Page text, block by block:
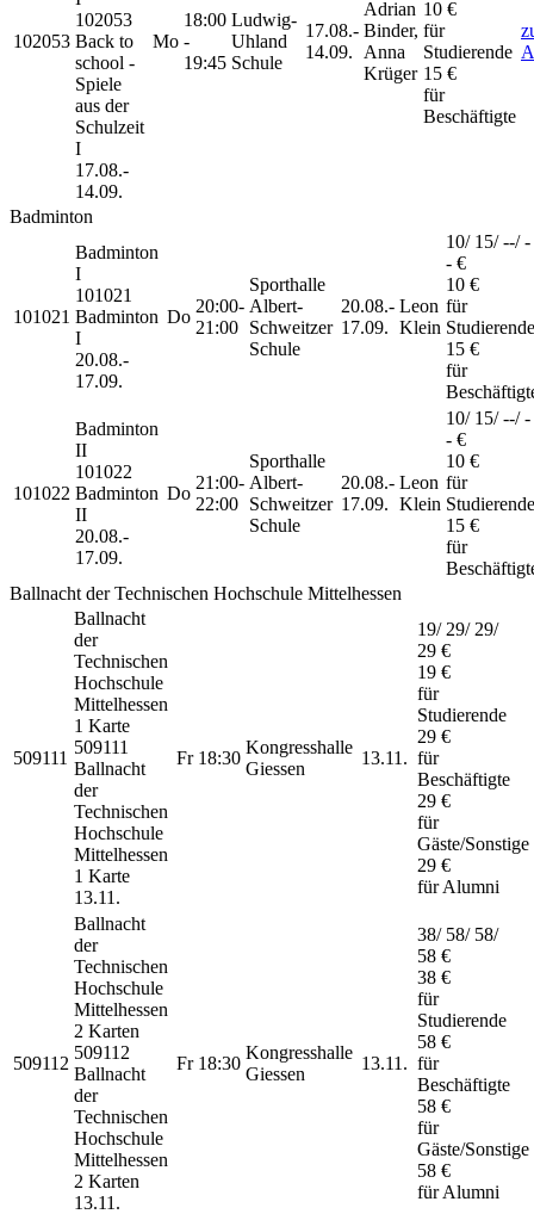
102053
102053
Back to
school -
Spiele
aus der
Schulzeit
I
17.08.-
14.09.
Mo
18:00
-
19:45
Ludwig-
Uhland
Schule
17.08.-
14.09.
Adrian
Binder,
Anna
Krüger
10 €
für
Studierende
15 €
für
Beschäftigte
Badminton
101021
Badminton
I
101021
Badminton
I
20.08.-
17.09.
Do
20:00-
21:00
Sporthalle
Albert-
Schweitzer
Schule
20.08.-
17.09.
Leon
Klein
10/ 15/ --/ -
- €
10 €
für
Studierende
15 €
für
101022
Badminton
II
101022
Badminton
II
20.08.-
17.09.
Do
21:00-
22:00
Sporthalle
Albert-
Schweitzer
Schule
20.08.-
17.09.
Leon
Klein
10/ 15/ --/ -
- €
10 €
für
Studierende
15 €
für
Ballnacht der Technischen Hochschule Mittelhessen
509111
Ballnacht
der
Technischen
Hochschule
Mittelhessen
1 Karte
509111
Ballnacht
der
Technischen
Hochschule
Mittelhessen
1 Karte
13.11.
Fr 18:30
Kongresshalle
Giessen
13.11.
19/ 29/ 29/
29 €
19 €
für
Studierende
29 €
für
Beschäftigte
29 €
für
Gäste/Sonstige
29 €
für Alumni
509112
Ballnacht
der
Technischen
Hochschule
Mittelhessen
2 Karten
509112
Ballnacht
der
Technischen
Hochschule
Mittelhessen
2 Karten
13.11.
Fr 18:30
Kongresshalle
Giessen
13.11.
38/ 58/ 58/
58 €
38 €
für
Studierende
58 €
für
Beschäftigte
58 €
für
Gäste/Sonstige
58 €
für Alumni